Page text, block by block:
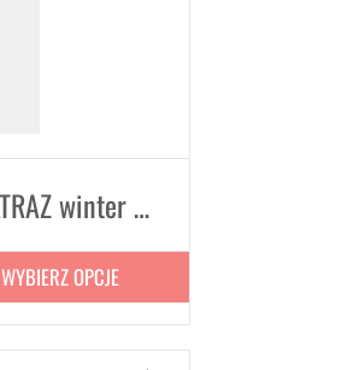
Skarpetki zimowe ASSOS ULTRAZ winter Socks EVO
WYBIERZ OPCJE